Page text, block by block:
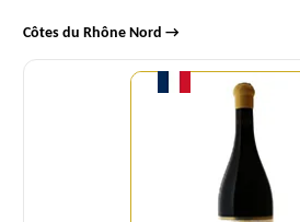
Côtes du Rhône Nord →
Quantità